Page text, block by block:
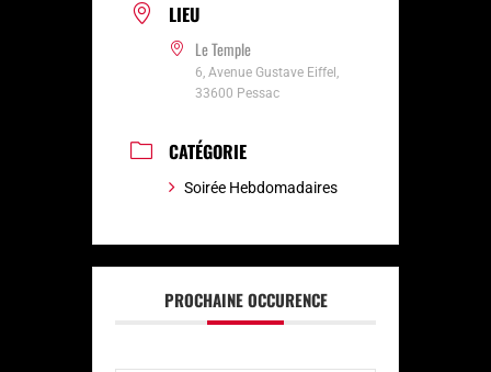
LIEU
Le Temple
6, Avenue Gustave Eiffel,
33600 Pessac
CATÉGORIE
Soirée Hebdomadaires
PROCHAINE OCCURENCE